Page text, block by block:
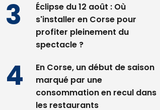
Éclipse du 12 août : Où
s'installer en Corse pour
profiter pleinement du
spectacle ?
En Corse, un début de saison
marqué par une
consommation en recul dans
les restaurants